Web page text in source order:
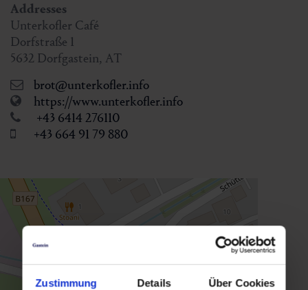
Zustimmung Details Über Cookies
Addresses
Unterkofler Café
Dorfstraße 1
5632 Dorfgastein, AT
brot@unterkofler.info
https://www.unterkofler.info
+43 6414 276110
+43 664 91 79 880